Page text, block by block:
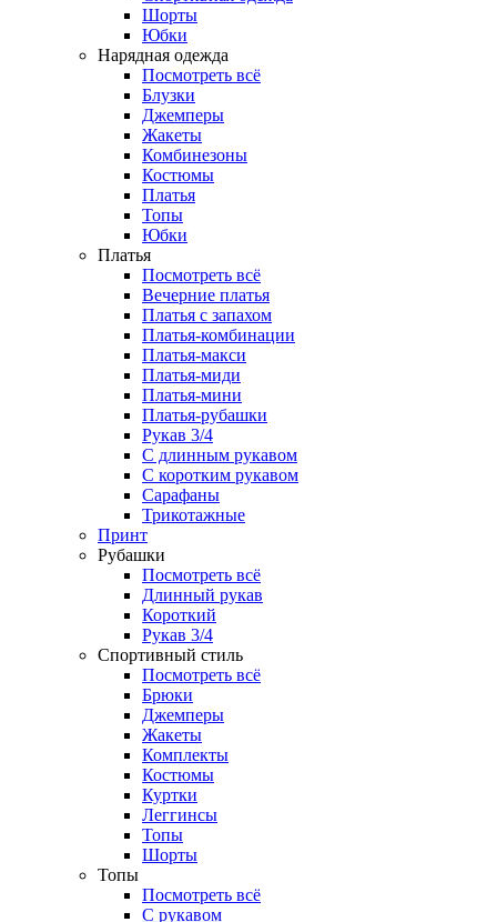
Шорты
Юбки
Нарядная одежда
Посмотреть всё
Блузки
Джемперы
Жакеты
Комбинезоны
Костюмы
Платья
Топы
Юбки
Платья
Посмотреть всё
Вечерние платья
Платья с запахом
Платья-комбинации
Платья-макси
Платья-миди
Платья-мини
Платья-рубашки
Рукав 3/4
С длинным рукавом
С коротким рукавом
Сарафаны
Трикотажные
Принт
Рубашки
Посмотреть всё
Длинный рукав
Короткий
Рукав 3/4
Спортивный стиль
Посмотреть всё
Брюки
Джемперы
Жакеты
Комплекты
Костюмы
Куртки
Леггинсы
Топы
Шорты
Топы
Посмотреть всё
C рукавом